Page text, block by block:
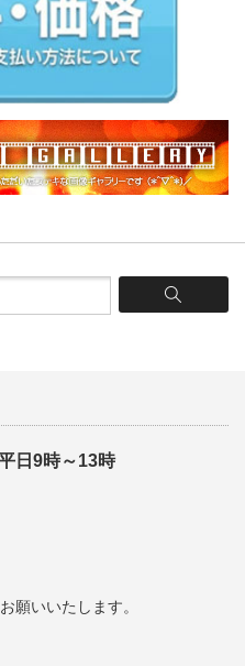
日9時～13時
いいたします。